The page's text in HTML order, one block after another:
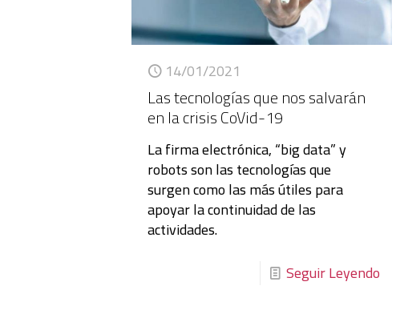
14/01/2021
Las tecnologías que nos salvarán
en la crisis CoVid-19
La firma electrónica, “big data” y
robots son las tecnologías que
surgen como las más útiles para
apoyar la continuidad de las
actividades.
Seguir Leyendo